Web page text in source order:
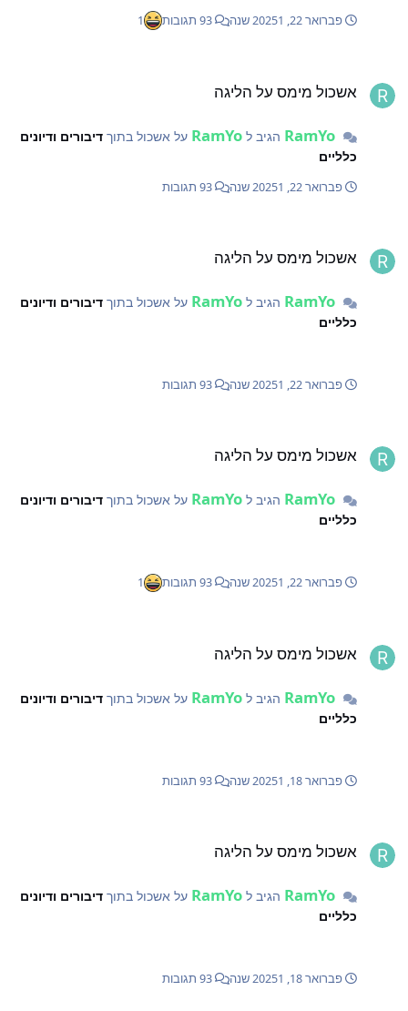
פברואר 22, 2025 1 שנה 1
אשכול מימס על הליגה
RamYo הגיב ל RamYo על אשכול בתוך דיבורים ודיונים
כלליים
פברואר 22, 2025 1 שנה
אשכול מימס על הליגה
RamYo הגיב ל RamYo על אשכול בתוך דיבורים ודיונים
כלליים
פברואר 22, 2025 1 שנה
אשכול מימס על הליגה
RamYo הגיב ל RamYo על אשכול בתוך דיבורים ודיונים
כלליים
פברואר 22, 2025 1 שנה 1
אשכול מימס על הליגה
RamYo הגיב ל RamYo על אשכול בתוך דיבורים ודיונים
כלליים
פברואר 18, 2025 1 שנה
אשכול מימס על הליגה
RamYo הגיב ל RamYo על אשכול בתוך דיבורים ודיונים
כלליים
פברואר 18, 2025 1 שנה